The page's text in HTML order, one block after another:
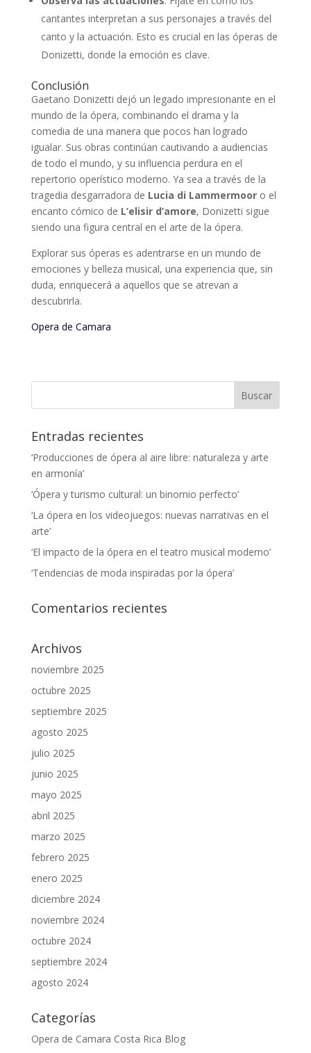
cantantes interpretan a sus personajes a través del
canto y la actuación. Esto es crucial en las óperas de
Donizetti, donde la emoción es clave.
Conclusión
Gaetano Donizetti dejó un legado impresionante en el
mundo de la ópera, combinando el drama y la
comedia de una manera que pocos han logrado
igualar. Sus obras continúan cautivando a audiencias
de todo el mundo, y su influencia perdura en el
repertorio operístico moderno. Ya sea a través de la
tragedia desgarradora de Lucia di Lammermooro el
encanto cómico de L’elisir d’amore, Donizetti sigue
siendo una figura central en el arte de la ópera.
Explorar sus óperas es adentrarse en un mundo de
emociones y belleza musical, una experiencia que, sin
duda, enriquecerá a aquellos que se atrevan a
descubrirla.
Opera de Camara
Entradas recientes
‘Producciones de ópera al aire libre: naturaleza y arte
en armonía’
‘Ópera y turismo cultural: un binomio perfecto’
‘La ópera en los videojuegos: nuevas narrativas en el
arte’
‘El impacto de la ópera en el teatro musical moderno’
‘Tendencias de moda inspiradas por la ópera’
Comentarios recientes
Archivos
noviembre 2025
octubre 2025
septiembre 2025
agosto 2025
julio 2025
junio 2025
mayo 2025
abril 2025
marzo 2025
febrero 2025
enero 2025
diciembre 2024
noviembre 2024
octubre 2024
septiembre 2024
agosto 2024
Categorías
Opera de Camara Costa Rica Blog